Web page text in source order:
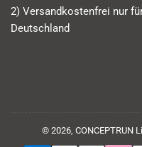
2) Versandkostenfrei nur
Deutschland
© 2026, CONCEPTRUN